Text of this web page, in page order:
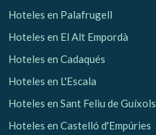
Hoteles en Palafrugell
Hoteles en El Alt Empordà
Hoteles en Cadaqués
Hoteles en L'Escala
Hoteles en Sant Feliu de Guíxols
Hoteles en Castelló d'Empúries